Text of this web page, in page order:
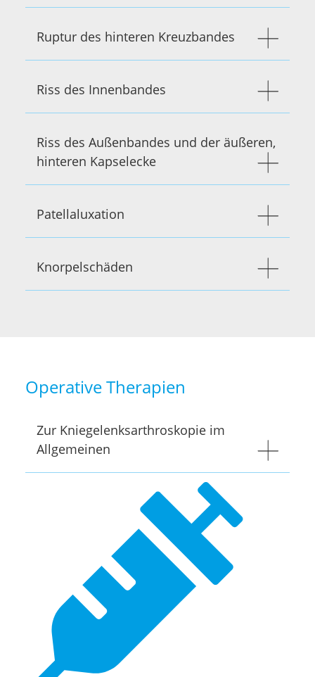
Ruptur des hinteren Kreuzbandes
Riss des Innenbandes
Riss des Außenbandes und der äußeren,
hinteren Kapselecke
Patellaluxation
Knorpelschäden
Operative Therapien
Zur Kniegelenksarthroskopie im
Allgemeinen